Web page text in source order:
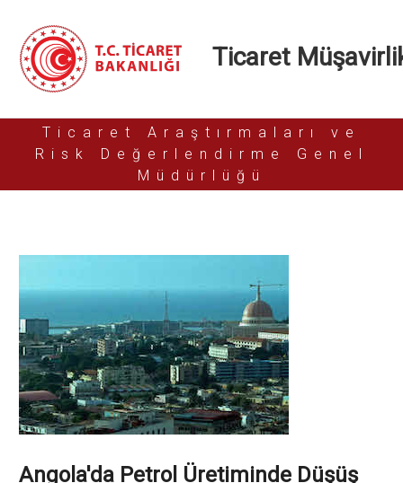
Ticaret
Ticaret Araştırmaları ve
Risk Değerlendirme Genel
Müdürlüğü
Angola'da Petrol Üretiminde Düşüş